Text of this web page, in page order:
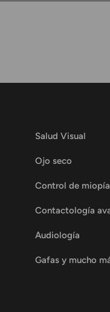
Salud Visual
Ojo seco
Control de miopía
Contactología
Audiología
Gafas y mucho